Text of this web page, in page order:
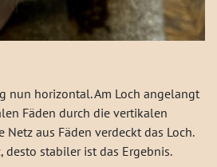
nun horizontal. Am Loch angelangt
Fäden durch die vertikalen
Netz aus Fäden verdeckt das Loch.
desto stabiler ist das Ergebnis.